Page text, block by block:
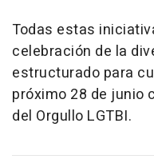
Todas estas
celebración de la
estructurado para
próximo 28 de junio
del Orgullo LGTBI.